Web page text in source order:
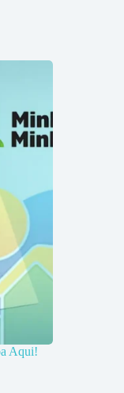
Aqui!